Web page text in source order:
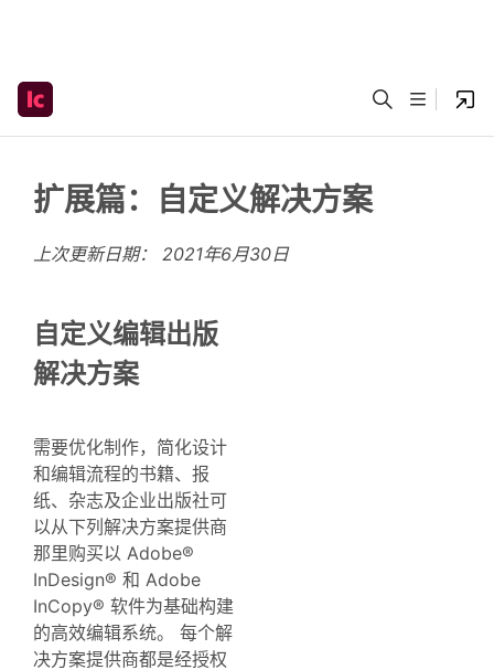
扩展篇：自定义解决方案
上次更新日期： 2021年6月30日
自定义编辑出版
解决方案
需要优化制作，简化设计
和编辑流程的书籍、报
纸、杂志及企业出版社可
以从下列解决方案提供商
那里购买以 Adobe®
InDesign® 和 Adobe
InCopy® 软件为基础构建
的高效编辑系统。 每个解
决方案提供商都是经授权